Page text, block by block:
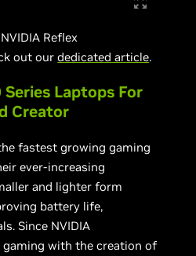
Reflex
out ourdedicated article.
Series Laptops For
Creator
fastest growing gaming
ever-increasing
and lighter form
battery life,
Since NVIDIA
with the creation of